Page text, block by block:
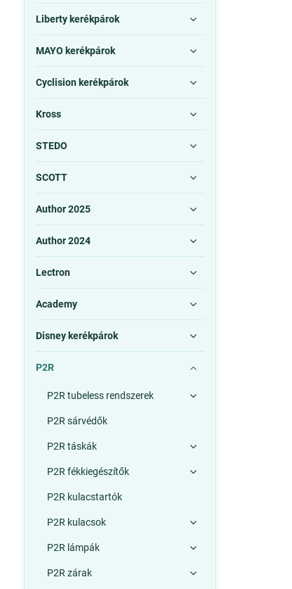
Liberty kerékpárok
MAYO kerékpárok
Cyclision kerékpárok
Kross
STEDO
SCOTT
Author 2025
Author 2024
Lectron
Academy
Disney kerékpárok
P2R
P2R tubeless rendszerek
P2R sárvédők
P2R táskák
P2R fékkiegészítők
P2R kulacstartók
P2R kulacsok
P2R lámpák
P2R zárak